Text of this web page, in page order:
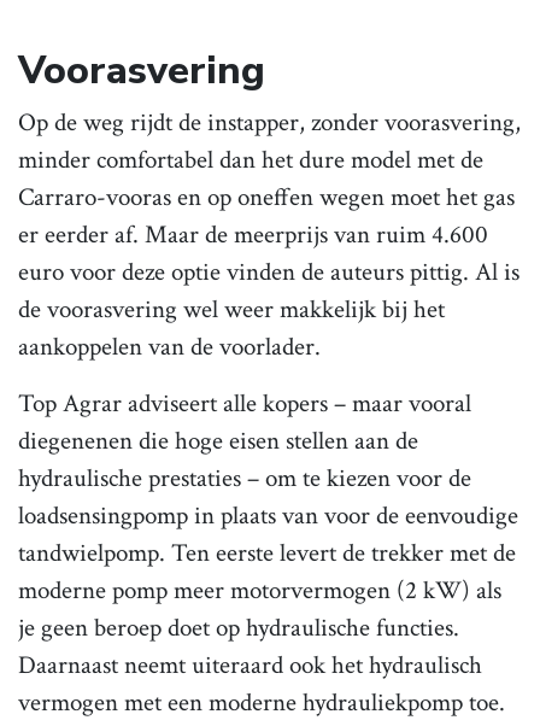
Voorasvering
Op de weg rijdt de instapper, zonder voorasvering,
minder comfortabel dan het dure model met de
Carraro-vooras en op oneffen wegen moet het gas
er eerder af. Maar de meerprijs van ruim 4.600
euro voor deze optie vinden de auteurs pittig. Al is
de voorasvering wel weer makkelijk bij het
aankoppelen van de voorlader.
Top Agrar adviseert alle kopers – maar vooral
diegenenen die hoge eisen stellen aan de
hydraulische prestaties – om te kiezen voor de
loadsensingpomp in plaats van voor de eenvoudige
tandwielpomp. Ten eerste levert de trekker met de
moderne pomp meer motorvermogen (2 kW) als
je geen beroep doet op hydraulische functies.
Daarnaast neemt uiteraard ook het hydraulisch
vermogen met een moderne hydrauliekpomp toe.